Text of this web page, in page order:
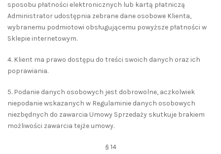
sposobu płatności elektronicznych lub kartą płatniczą
Administrator udostępnia zebrane dane osobowe Klienta,
wybranemu podmiotowi obsługującemu powyższe płatności w
Sklepie internetowym.
4. Klient ma prawo dostępu do treści swoich danych oraz ich
poprawiania.
5. Podanie danych osobowych jest dobrowolne, aczkolwiek
niepodanie wskazanych w Regulaminie danych osobowych
niezbędnych do zawarcia Umowy Sprzedaży skutkuje brakiem
możliwości zawarcia tejże umowy.
§ 14